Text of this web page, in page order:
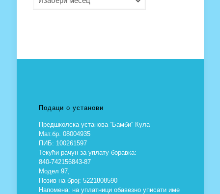
Подаци о установи
Предшколска установа “Бамби“ Кула
Мат.бр. 08004935
ПИБ: 100261597
Текући рачун за уплату боравка:
840-742156843-87
Модел 97,
Позив на број: 5221808590
Напомена: на уплатници обавезно уписати име